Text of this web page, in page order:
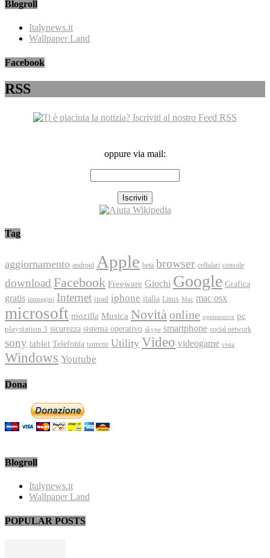
Blogroll
Italynews.it
Wallpaper Land
Facebook
RSS
oppure via mail:
Tag
aggiornamento android Apple beta browser cellulari console
download Facebook Freeware Giochi Google Grafica
gratis immagini Internet ipad iphone italia Linux Mac mac osx
microsoft mozilla Musica Novità online opensource pc
playstation 3 sicurezza sistema operativo skype smartphone social network
sony tablet Telefonia torrent Utility Video videogame vista
Windows Youtube
Dona
Blogroll
Italynews.it
Wallpaper Land
POPULAR POSTS